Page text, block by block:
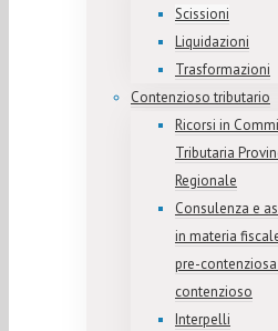
Scissioni
Liquidazioni
Trasformazioni
Contenzioso tributario
Ricorsi in
Tributaria
Regionale
Consulenza e
in materia
pre-
contenzioso
Interpelli